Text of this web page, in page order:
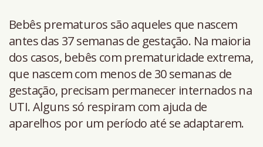
Bebês prematuros são aqueles que nascem
antes das 37 semanas de gestação. Na maioria
dos casos, bebês com prematuridade extrema,
que nascem com menos de 30 semanas de
gestação, precisam permanecer internados na
UTI. Alguns só respiram com ajuda de
aparelhos por um período até se adaptarem.